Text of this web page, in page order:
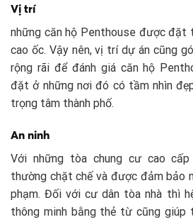
Vị trí
những căn hộ Penthouse được đặt
cao ốc. Vậy nên, vị trí dự án cũng
rộng rãi để đánh giá căn hộ
đặt ở những nơi đó có tầm nhìn
trọng tâm thành phố.
An ninh
Với những tòa chung cư cao
thường chặt chế và được đảm bảo
phạm. Đối với cư dân tòa nhà thì
thông minh bằng thẻ từ cũng giúp